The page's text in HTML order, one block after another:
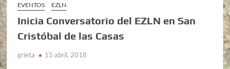
EVENTOS
EZLN
Inicia Conversatorio del EZLN en San
Cristóbal de las Casas
grieta 15 abril, 2018